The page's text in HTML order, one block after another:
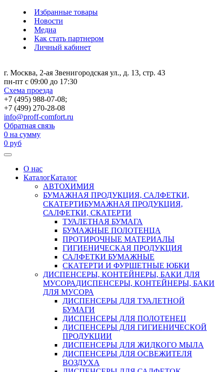
Избранные товары
Новости
Медиа
Как стать партнером
Личный кабинет
г. Москва, 2-ая Звенигородская ул., д. 13, стр. 43
пн-пт с 09:00 до 17:30
Схема проезда
+7 (495) 988-07-08;
+7 (499) 270-28-08
info@proff-comfort.ru
Обратная связь
0 на сумму
0 руб
О нас
КаталогКаталог
АВТОХИМИЯ
БУМАЖНАЯ ПРОДУКЦИЯ, САЛФЕТКИ,
СКАТЕРТИБУМАЖНАЯ ПРОДУКЦИЯ,
САЛФЕТКИ, СКАТЕРТИ
ТУАЛЕТНАЯ БУМАГА
БУМАЖНЫЕ ПОЛОТЕНЦА
ПРОТИРОЧНЫЕ МАТЕРИАЛЫ
ГИГИЕНИЧЕСКАЯ ПРОДУКЦИЯ
САЛФЕТКИ БУМАЖНЫЕ
СКАТЕРТИ И ФУРШЕТНЫЕ ЮБКИ
ДИСПЕНСЕРЫ, КОНТЕЙНЕРЫ, БАКИ ДЛЯ
МУСОРАДИСПЕНСЕРЫ, КОНТЕЙНЕРЫ, БАКИ
ДЛЯ МУСОРА
ДИСПЕНСЕРЫ ДЛЯ ТУАЛЕТНОЙ
БУМАГИ
ДИСПЕНСЕРЫ ДЛЯ ПОЛОТЕНЕЦ
ДИСПЕНСЕРЫ ДЛЯ ГИГИЕНИЧЕСКОЙ
ПРОДУКЦИИ
ДИСПЕНСЕРЫ ДЛЯ ЖИДКОГО МЫЛА
ДИСПЕНСЕРЫ ДЛЯ ОСВЕЖИТЕЛЯ
ВОЗДУХА